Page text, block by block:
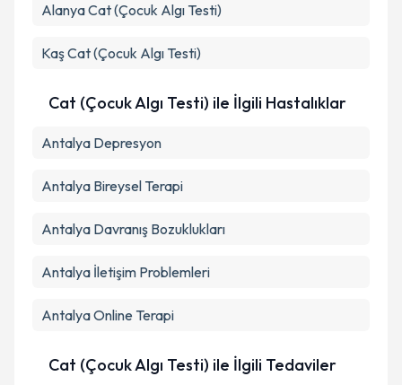
AlanyaCat (Çocuk Algı Testi)
KaşCat (Çocuk Algı Testi)
Cat (Çocuk Algı Testi) ile İlgili Hastalıklar
Antalya Depresyon
Antalya Bireysel Terapi
Antalya Davranış Bozuklukları
Antalya İletişim Problemleri
Antalya Online Terapi
Cat (Çocuk Algı Testi) ile İlgili Tedaviler